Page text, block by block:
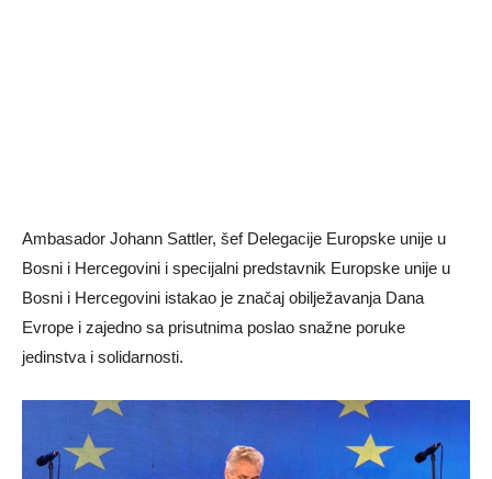
Ambasador Johann Sattler, šef Delegacije Europske unije u
Bosni i Hercegovini i specijalni predstavnik Europske unije u
Bosni i Hercegovini istakao je značaj obilježavanja Dana
Evrope i zajedno sa prisutnima poslao snažne poruke
jedinstva i solidarnosti.